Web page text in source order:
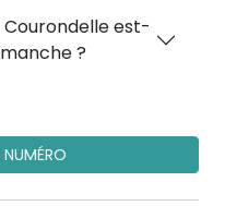
Courondelle est-
?